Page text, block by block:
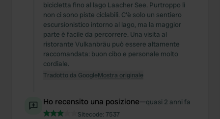
bicicletta fino al lago Laacher See. Purtroppo lì
non ci sono piste ciclabili. C'è solo un sentiero
escursionistico intorno al lago, ma la maggior
parte è facile da percorrere. Una visita al
ristorante Vulkanbräu può essere altamente
raccomandata: buon cibo e personale molto
cordiale.
Tradotto da GoogleMostra originale
Ho recensito una posizione—quasi 2 anni fa
Sitecode: 7537